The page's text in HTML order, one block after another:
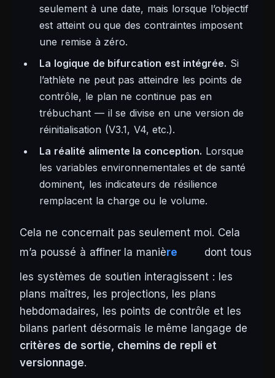
seulement à une date, mais lorsque l’objectif
est atteint ou que des contraintes imposent
une remise à zéro.
La logique de bifurcation est intégrée. Si
l’athlète ne peut pas atteindre les points de
contrôle, le plan ne continue pas en
trébuchant — il se divise en une version de
réinitialisation (V3.1, V4, etc.).
La réalité alimente la conception. Lorsque
les variables environnementales et de santé
dominent, les indicateurs de résilience
remplacent la charge ou le volume.
Cela ne concernait pas seulement moi. Cela
m’a poussé à affiner la manière
dont tous
les systèmes de soutien interagissent : les
plans maîtres, les projections, les plans
hebdomadaires, les points de contrôle et les
bilans parlent désormais le même langage de
critères de sortie, chemins de repli et
versionnage.